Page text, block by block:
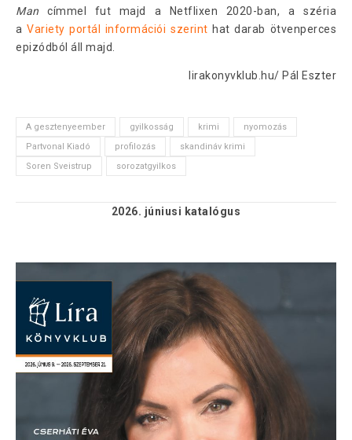
Man címmel fut majd a Netflixen 2020-ban, a széria
aVariety portál információi szerint hat darab ötvenperces
epizódból áll majd.
lirakonyvklub.hu/ Pál Eszter
A gesztenyeember gyilkosság krimi
nyomozás
Partvonal Kiadó
profilozás
skandináv krimi
Soren Sveistrup
sorozatgyilkos
2026. júniusi katalógus